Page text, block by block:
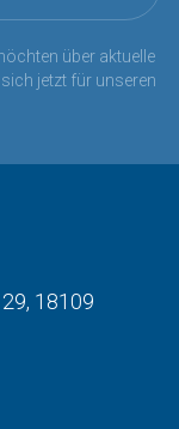
über aktuelle
jetzt für unseren
18109